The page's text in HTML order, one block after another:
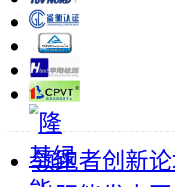
领跑者创新